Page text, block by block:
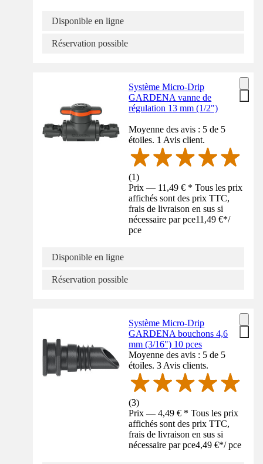
Disponible en ligne
Réservation possible
Système Micro-Drip
GARDENA vanne de
régulation 13 mm (1/2")
Moyenne des avis : 5 de 5
étoiles. 1 Avis client.
(1)
Prix — 11,49 € * Tous les prix
affichés sont des prix TTC,
frais de livraison en sus si
nécessaire par pce11,49 €*/
pce
Disponible en ligne
Réservation possible
Système Micro-Drip
GARDENA bouchons 4,6
mm (3/16") 10 pces
Moyenne des avis : 5 de 5
étoiles. 3 Avis clients.
(3)
Prix — 4,49 € * Tous les prix
affichés sont des prix TTC,
frais de livraison en sus si
nécessaire par pce4,49 €*/ pce